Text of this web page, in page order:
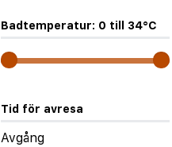
Badtemperatur: 0 till 34°C
Tid för avresa
Avgång